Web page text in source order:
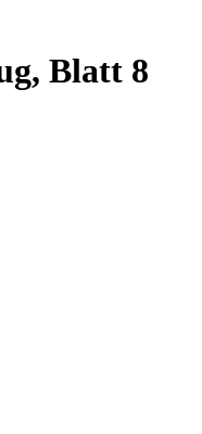
Blatt 8